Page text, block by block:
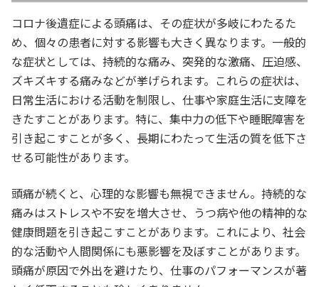
コロナ後遺症による頭痛は、その症状が多岐にわたるた
め、個々の患者に対する影響も大きく異なります。一般的
な症状としては、持続的な痛み、突発的な激痛、圧迫感、
ズキズキする痛みなどが挙げられます。これらの症状は、
日常生活における活動を制限し、仕事や家庭生活に支障を
きたすことがあります。特に、集中力の低下や睡眠障害を
引き起こすことが多く、長期にわたって生活の質を低下さ
せる可能性があります。
頭痛が続くと、心理的な影響も無視できません。持続的な
痛みはストレスや不安を増大させ、うつ病や他の精神的な
健康問題を引き起こすことがあります。これにより、社会
的な活動や人間関係にも悪影響を及ぼすことがあります。
頭痛が原因で外出を避けたり、仕事のパフォーマンスが著